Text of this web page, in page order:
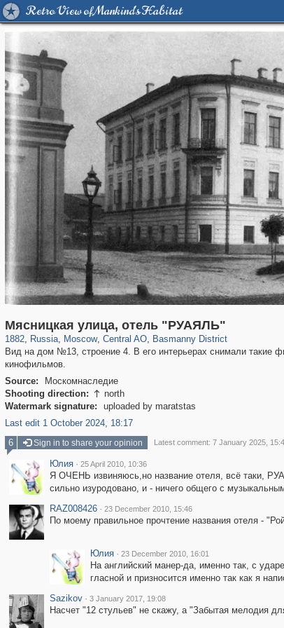
Retro View of Mankind's Habitat
Мясницкая улица, отель "РУАЯЛЬ"
1882, Russia
1,406,840 29,243
, Moscow
319,864 8,286
, Central AO
160,012 5,916
, Basmanny District
13,204 520
Вид на дом №13, строение 4. В его интерьерах снимали
кинофильмов.
Source:
Москомнаследие
Shooting direction:  north
Watermark signature:
uploaded by maratstas
Last edit 1 October 2024, 18:17
6 Sign in to share your opinion Latest comment: 7 January 2025,
Юлия · 25 April 2010, 10:36
Я ОЧЕНЬ извиняюсь,но название отеля, всё таки,
сильно изуродовано, и - ничего общего с
RAZ008426 · 23 December 2010, 15:46
По моему правильное прочтение названия отеля -
Юлия · 23 December 2010, 16:01
На английский манер-да, именно так, с
гласной и призносится именно так как я
Sazikov · 3 January 2017, 19:08
Насчет "12 стульев" не скажу, а "Забытая мелодия